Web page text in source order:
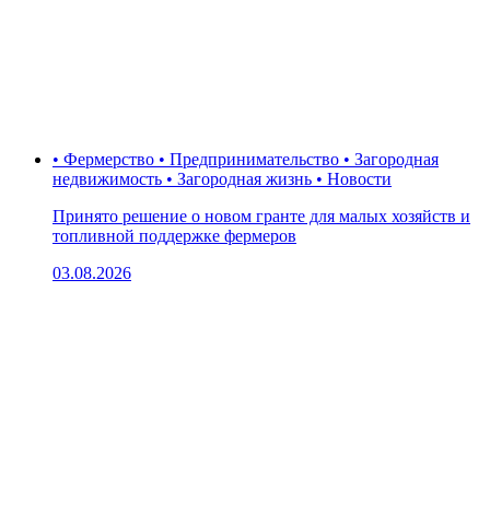
• Фермерство • Предпринимательство • Загородная
недвижимость • Загородная жизнь • Новости
Принято решение о новом гранте для малых хозяйств и
топливной поддержке фермеров
03.08.2026